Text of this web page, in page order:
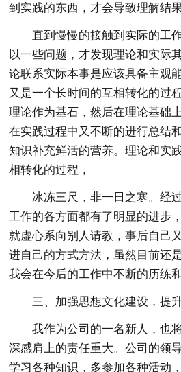
到实践的东西，才会导致理解结
直到慢慢的接触到实际的工作
以一些问题，才发现理论和实际
论联系实际本事是应该具备主观
又是一个长时间的互相转化的过
理论作为基石，然后在理论基础
在实践过程中又不断的进行总结
知识补充鲜活的营养。理论和实
相转化的过程，
冰冻三尺，非一日之寒。经过
工作的各方面都有了明显的进步
就虚心系向别人请教，事后自己
进自己的方式方法，虽然目前还
我会在今后的工作中不断的历练
三、加强思想文化建设，提
我作为公司的一名新人，也将
深感肩上的责任重大。公司的领
学习各种知识，多参加各种活动